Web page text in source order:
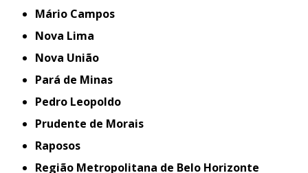
Mário Campos
Nova Lima
Nova União
Pará de Minas
Pedro Leopoldo
Prudente de Morais
Raposos
Região Metropolitana de Belo Horizonte